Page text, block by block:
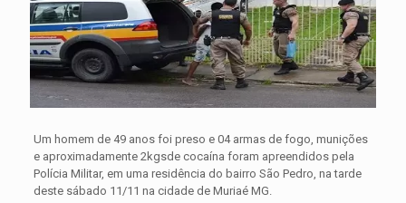
Um homem de 49 anos foi preso e 04 armas de fogo, munições
e aproximadamente 2kgsde cocaína foram apreendidos pela
Polícia Militar, em uma residência do bairro São Pedro, na tarde
deste sábado 11/11 na cidade de Muriaé MG.